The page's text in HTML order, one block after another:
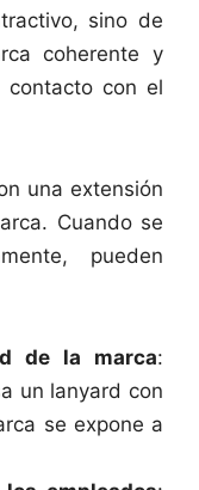
sino de
coherente y
contacto con el
una extensión
Cuando se
pueden
de la marca:
un lanyard con
se expone a